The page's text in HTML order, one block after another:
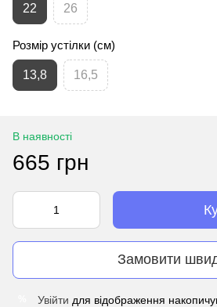
22 26
Розмір устілки (см)
13,8 16,5
В наявності
665 грн
Замовити
Увійти для відображення